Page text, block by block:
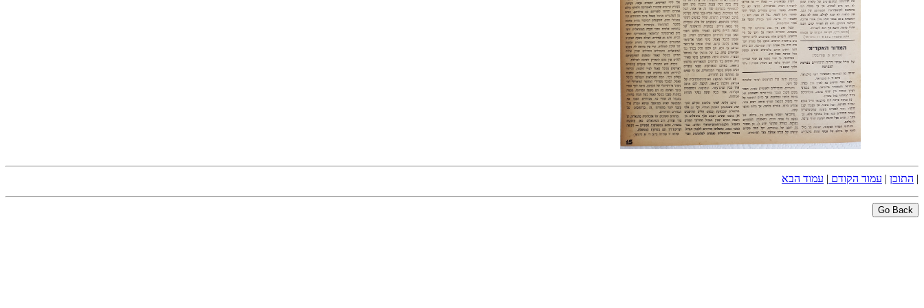
| התוכן | עמוד הקודם | עמוד הבא
Go Back